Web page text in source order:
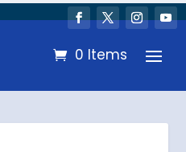
0 Items